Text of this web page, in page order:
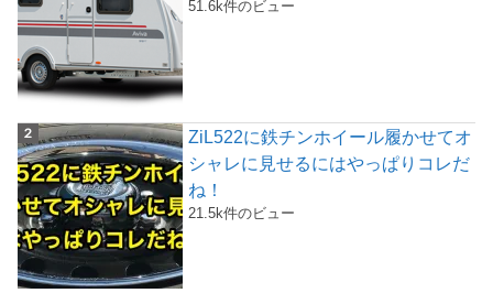
51.6k件のビュー
ZiL522に鉄チンホイール履かせてオ
シャレに見せるにはやっぱりコレだ
ね！
21.5k件のビュー